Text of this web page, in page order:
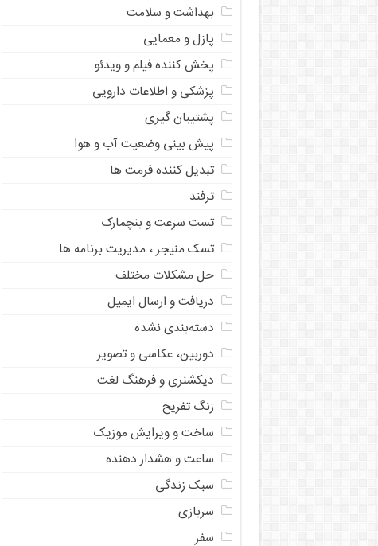
بهداشت و سلامت
پازل و معمایی
پخش کننده فیلم و ویدئو
پزشکی و اطلاعات دارویی
پشتیبان گیری
پیش بینی وضعیت آب و هوا
تبدیل کننده فرمت ها
ترفند
تست سرعت و بنچمارک
تسک منیجر ، مدیریت برنامه ها
حل مشکلات مختلف
دریافت و ارسال ایمیل
دسته‌بندی نشده
دوربین، عکاسی و تصویر
دیکشنری و فرهنگ لغت
زنگ تفریح
ساخت و ویرایش موزیک
ساعت و هشدار دهنده
سبک زندگی
سربازی
سفر